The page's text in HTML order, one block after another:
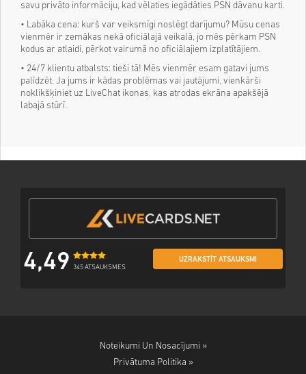
savu privāto informāciju, kad vēlaties iegādāties PSN dāvanu karti.
• Labāka cena: kurš var veiksmīgi noslēgt darījumu? Mūsu cenas
vienmēr ir zemākas nekā oficiālajā veikalā, jo mēs pērkam PSN
kodus ar atlaidi, pērkot vairumā no oficiālajiem izplatītājiem.
• 24/7 klientu atbalsts: tieši tā! Mēs vienmēr esam gatavi jums
palīdzēt. Ja jums ir kādas problēmas vai jautājumi, vienkārši
noklikšķiniet uz LiveChat ikonas, kas atrodas ekrāna apakšējā
labajā stūrī.
4,49 345 ATSAUKSMES
UZRAKSTĪT ATSAUKSMI
Noteikumi Un Nosacījumi »
Privātuma Politika »